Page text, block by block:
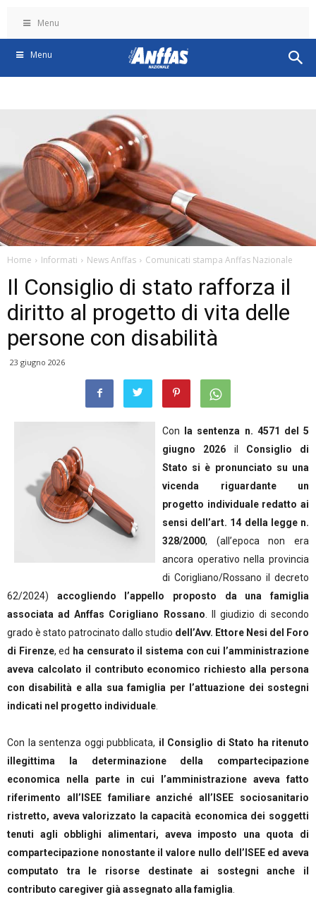
Menu
Menu
Home Informati News Anffas Comunicati stampa Anffas Nazionale
Il Consiglio di stato rafforza il
diritto al progetto di vita delle
persone con disabilità
23 giugno 2026
Con
la sentenza n. 4571 del 5
giugno 2026 il Consiglio di
Stato si è pronunciato su una
vicenda riguardante un
progetto individuale redatto ai
sensi dell’art. 14 della legge n.
328/2000, (all’epoca non era
ancora operativo nella provincia
di Corigliano/Rossano il decreto
62/2024) accogliendo l’appello proposto da una famiglia
associata ad Anffas Corigliano Rossano . Il giudizio di secondo
grado è stato patrocinato dallo studio dell’Avv. Ettore Nesi del Foro
di Firenze, ed ha censurato il sistema con cui l’amministrazione
aveva calcolato il contributo economico richiesto alla persona
con disabilità e alla sua famiglia per l’attuazione dei sostegni
indicati nel progetto individuale
Con la sentenza oggi pubblicata, il Consiglio di Stato ha ritenuto
illegittima la determinazione della compartecipazione
economica nella parte in cui l’amministrazione aveva fatto
riferimento all’ISEE familiare anziché all’ISEE sociosanitario
ristretto, aveva valorizzato la capacità economica dei soggetti
tenuti agli obblighi alimentari, aveva imposto una quota di
compartecipazione nonostante il valore nullo dell’ISEE ed aveva
computato tra le risorse destinate ai sostegni anche il
contributo caregiver già assegnato alla famiglia